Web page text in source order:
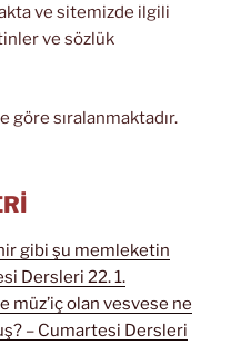
ve sitemizde ilgili
ve sözlük
göre sıralanmaktadır.
gibi şu memleketin
Dersleri 22. 1.
müz’iç olan vesvese ne
– Cumartesi Dersleri